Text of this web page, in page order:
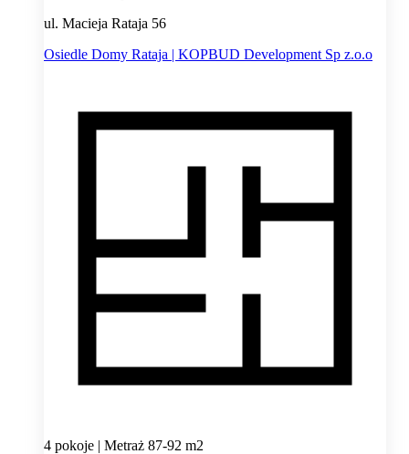
ul. Macieja Rataja 56
Osiedle Domy Rataja | KOPBUD Development Sp z.o.o
4 pokoje | Metraż 87-92 m2